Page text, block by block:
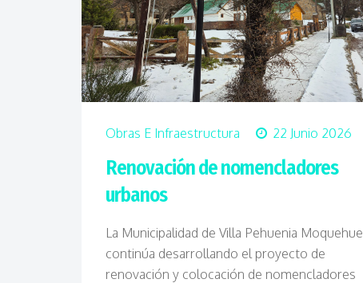
Obras E Infraestructura 22 Junio 2026
Renovación de nomencladores
urbanos
La Municipalidad de Villa Pehuenia Moquehue
continúa desarrollando el proyecto de
renovación y colocación de nomencladores